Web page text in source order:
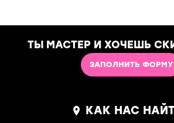
ТЫ МАСТЕР И ХОЧЕШЬ
ЗАПОЛНИТЬ ФОРМУ
КАК НАС